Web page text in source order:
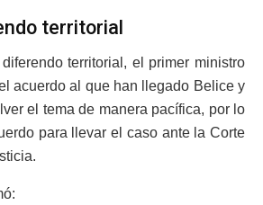
territorial
territorial, el primer ministro
acuerdo al que han llegado Belice y
el tema de manera pacífica, por lo
para llevar el caso ante la Corte